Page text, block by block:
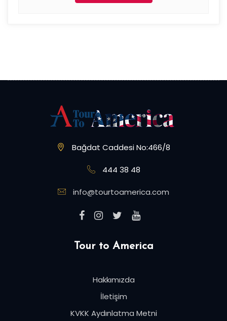
Bağdat Caddesi No:466/8
444 38 48
info@tourtoamerica.com
Tour to America
Hakkımızda
İletişim
KVKK Aydınlatma Metni